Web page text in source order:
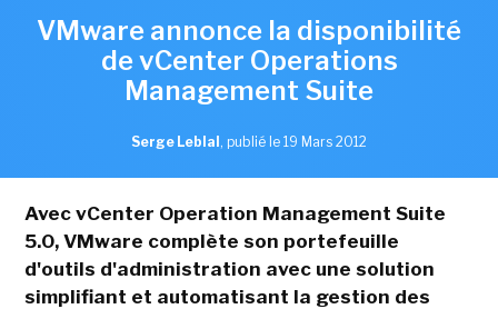
VMware annonce la disponibilité
de vCenter Operations
Management Suite
Serge Leblal , publié le 19 Mars 2012
Avec vCenter Operation Management Suite
5.0, VMware complète son portefeuille
d'outils d'administration avec une solution
simplifiant et automatisant la gestion des